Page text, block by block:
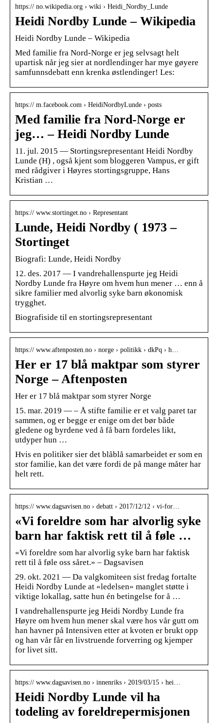
https:// no.wikipedia.org › wiki › Heidi_Nordby_Lunde
Heidi Nordby Lunde – Wikipedia
Heidi Nordby Lunde – Wikipedia
Med familie fra Nord-Norge er jeg selvsagt helt
upartisk når jeg sier at nordlendinger har mye gøyere
samfunnsdebatt enn krenka østlendinger! Les:
https:// m.facebook.com › HeidiNordbyLunde › posts
Med familie fra Nord-Norge er
jeg… – Heidi Nordby Lunde
11. jul. 2015 — Stortingsrepresentant Heidi Nordby
Lunde (H) , også kjent som bloggeren Vampus, er gift
med rådgiver i Høyres stortingsgruppe, Hans
Kristian …
https:// www.stortinget.no › Representant
Lunde, Heidi Nordby ( 1973 –
Stortinget
Biografi: Lunde, Heidi Nordby
12. des. 2017 — I vandrehallenspurte jeg Heidi
Nordby Lunde fra Høyre om hvem hun mener … enn å
sikre familier med alvorlig syke barn økonomisk
trygghet.
Biografiside til en stortingsrepresentant
https:// www.aftenposten.no › norge › politikk › dkPq › h…
Her er 17 blå maktpar som styrer
Norge – Aftenposten
Her er 17 blå maktpar som styrer Norge
15. mar. 2019 — – Å stifte familie er et valg paret tar
sammen, og er begge er enige om det bør både
gledene og byrdene ved å få barn fordeles likt,
utdyper hun …
Hvis en politiker sier det blåblå samarbeidet er som en
stor familie, kan det være fordi de på mange måter har
helt rett.
https:// www.dagsavisen.no › debatt › 2017/12/12 › vi-for…
«Vi foreldre som har alvorlig syke
barn har faktisk rett til å føle …
«Vi foreldre som har alvorlig syke barn har faktisk
rett til å føle oss såret.» – Dagsavisen
29. okt. 2021 — Da valgkomiteen sist fredag fortalte
Heidi Nordby Lunde at «ledelsen» manglet støtte i
viktige lokallag, satte hun én betingelse for å …
I vandrehallenspurte jeg Heidi Nordby Lunde fra
Høyre om hvem hun mener skal være hos vår gutt om
han havner på Intensiven etter at kvoten er brukt opp
og han vår får en livstruende forverring og kjemper
for livet sitt.
https:// www.dagsavisen.no › innenriks › 2019/03/15 › hei…
Heidi Nordby Lunde vil ha
todeling av foreldrepermisjonen